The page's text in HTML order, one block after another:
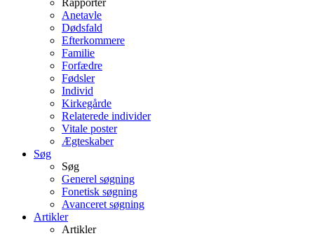
Anetavle
Dødsfald
Efterkommere
Familie
Forfædre
Fødsler
Individ
Kirkegårde
Relaterede individer
Vitale poster
Ægteskaber
Søg
Søg
Generel søgning
Fonetisk søgning
Avanceret søgning
Artikler
Artikler